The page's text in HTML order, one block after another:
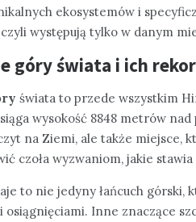
ekosystemów i
występują tylko w danym
góry świata i ich
świata to przede wszystkim
wysokość 8848 metrów
na Ziemi, ale także miejsce,
czoła wyzwaniom, jakie
to nie jedyny łańcuch górski,
osiągnięciami. Inne znaczące